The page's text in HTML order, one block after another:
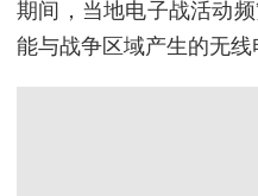
期间，当地电子战活动
能与战争区域产生的无线